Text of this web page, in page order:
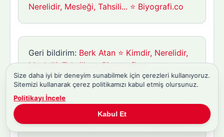
Nerelidir, Mesleği, Tahsili... ⭐ Biyografi.co
Geri bildirim: Berk Atan ⭐ Kimdir, Nerelidir,
Mesleği, Tahsili... ⭐ Biyografi.co
Gözde Türker Güler ⭐ Kimdir,
Nerelidir, Mesleği, Tahsili... ⭐ Biyografi.co
Size daha iyi bir deneyim sunabilmek için çerezleri kullanıyoruz.
Sitemizi kullanarak çerez politikamızı kabul etmiş olursunuz.
Politikayı İncele
Kabul Et